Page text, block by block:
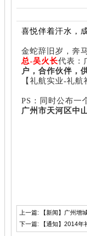
喜悦伴着汗水，
金蛇辞旧岁，奔
总-吴火长代表：
户，合作伙伴，
【礼航实业-礼航
PS：同时公布一
广州市天河区中
上一篇:
【新闻】广州增
下一篇:
【通知】2014